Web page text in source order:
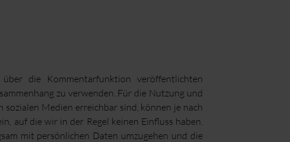
die Kommentarfunktion veröffentlichten
zu verwenden. Für die Nutzung und
Medien erreichbar sind, können je nach
auf die wir in der Regel keinen Einfluss haben.
mit persönlichen Daten umzugehen und die